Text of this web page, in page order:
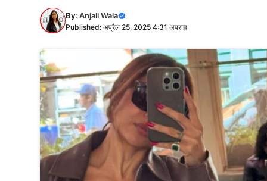
By: Anjali Wala
Published: अप्रैल 25, 2025 4:31 अपराह्न